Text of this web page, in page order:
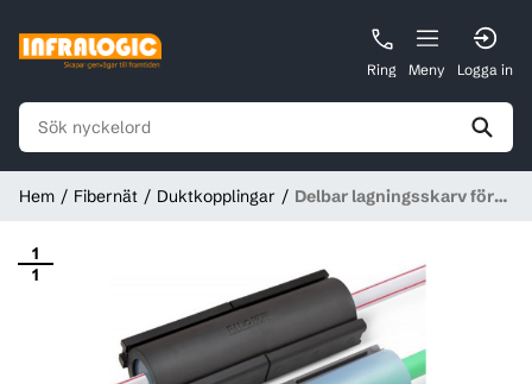
Ring Meny Logga in
Hem Fibernät Duktkopplingar
Delbar lagningsskarv för
1
1